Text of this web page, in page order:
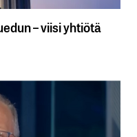
– viisi yhtiötä